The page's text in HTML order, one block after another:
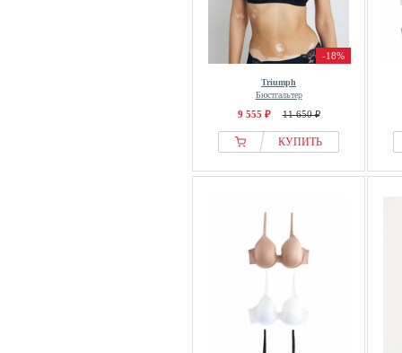
-18%
Triumph
Бюстгальтер
9 555 ₽ 11 650 ₽
КУПИТЬ